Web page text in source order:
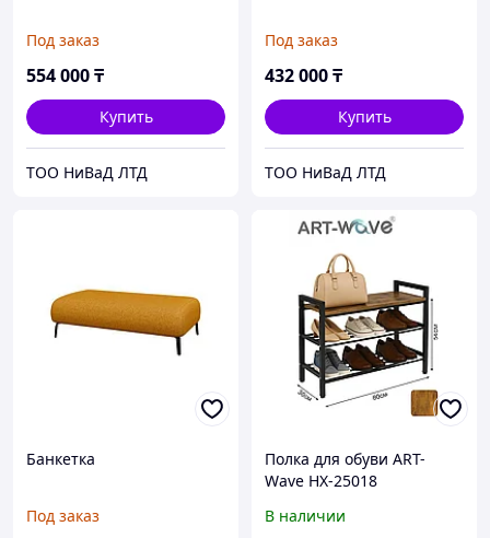
Под заказ
554 000₸
Купить
ТОО НиВаД ЛТД
Под заказ
432 000₸
Купить
ТОО НиВаД ЛТД
Банкетка
Под заказ
Полка для обуви ART-
Wave HX-25018
В наличии